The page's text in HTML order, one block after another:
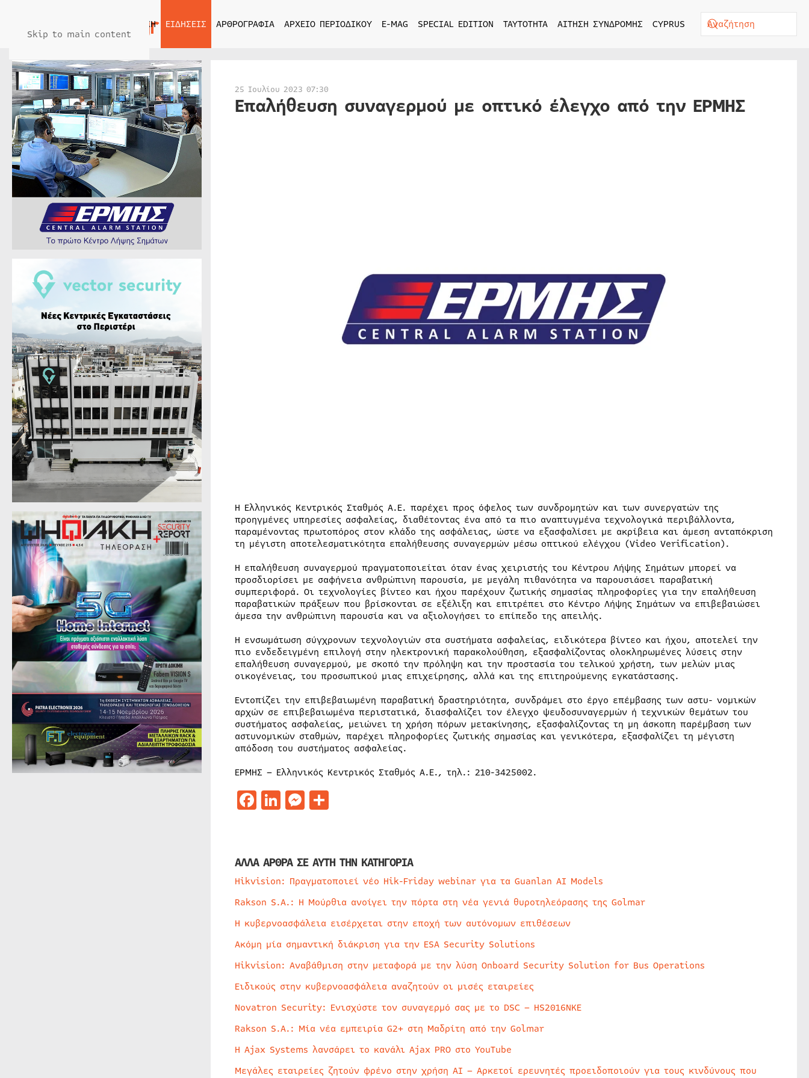
Skip to main content
ΑΡΧΙΚΗ ΕΙΔΗΣΕΙΣ ΑΡΘΡΟΓΡΑΦΙΑ ΑΡΧΕΙΟ ΠΕΡΙΟΔΙΚΟΥ E-MAG SPECIAL EDITION ΤΑΥΤΟΤΗΤΑ ΑΙΤΗΣΗ ΣΥΝΔΡΟΜΗΣ CYPRUS
25 Ιουλίου 2023 07:30
Επαλήθευση συναγερμού με οπτικό έλεγχο από την ΕΡΜΗΣ
Η Ελληνικός Κεντρικός Σταθμός Α.Ε. παρέχει προς όφελος των συνδρομητών και των συνεργατών της
προηγμένες υπηρεσίες ασφαλείας, διαθέτοντας ένα από τα πιο αναπτυγμένα τεχνολογικά περιβάλλοντα,
παραμένοντας πρωτοπόρος στον κλάδο της ασφάλειας, ώστε να εξασφαλίσει με ακρίβεια και άμεση ανταπόκριση
τη μέγιστη αποτελεσματικότητα επαλήθευσης συναγερμών μέσω οπτικού ελέγχου (Video Verification).
Η επαλήθευση συναγερμού πραγματοποιείται όταν ένας χειριστής του Κέντρου Λήψης Σημάτων μπορεί να
προσδιορίσει με σαφήνεια ανθρώπινη παρουσία, με μεγάλη πιθανότητα να παρουσιάσει παραβατική
συμπεριφορά. Οι τεχνολογίες βίντεο και ήχου παρέχουν ζωτικής σημασίας πληροφορίες για την επαλήθευση
παραβατικών πράξεων που βρίσκονται σε εξέλιξη και επιτρέπει στο Κέντρο Λήψης Σημάτων να επιβεβαιώσει
άμεσα την ανθρώπινη παρουσία και να αξιολογήσει το επίπεδο της απειλής.
Η ενσωμάτωση σύγχρονων τεχνολογιών στα συστήματα ασφαλείας, ειδικότερα βίντεο και ήχου, αποτελεί την
πιο ενδεδειγμένη επιλογή στην ηλεκτρονική παρακολούθηση, εξασφαλίζοντας ολοκληρωμένες λύσεις στην
επαλήθευση συναγερμού, με σκοπό την πρόληψη και την προστασία του τελικού χρήστη, των μελών μιας
οικογένειας, του προσωπικού μιας επιχείρησης, αλλά και της επιτηρούμενης εγκατάστασης.
Εντοπίζει την επιβεβαιωμένη παραβατική δραστηριότητα, συνδράμει στο έργο επέμβασης των αστυ- νομικών
αρχών σε επιβεβαιωμένα περιστατικά, διασφαλίζει τον έλεγχο ψευδοσυναγερμών ή τεχνικών θεμάτων του
συστήματος ασφαλείας, μειώνει τη χρήση πόρων μετακίνησης, εξασφαλίζοντας τη μη άσκοπη παρέμβαση των
αστυνομικών σταθμών, παρέχει πληροφορίες ζωτικής σημασίας και γενικότερα, εξασφαλίζει τη μέγιστη
απόδοση του συστήματος ασφαλείας.
ΕΡΜΗΣ – Ελληνικός Κεντρικός Σταθμός Α.Ε., τηλ.: 210-3425002.
Facebook
LinkedIn
Messenger
Μοιραστείτε
ΑΛΛΑ ΑΡΘΡΑ ΣΕ ΑΥΤΗ ΤΗΝ ΚΑΤΗΓΟΡΙΑ
Hikvision: Πραγματοποιεί νέο Hik-Friday webinar για τα Guanlan AI Models
Rakson S.A.: Η Μούρθια ανοίγει την πόρτα στη νέα γενιά θυροτηλεόρασης της Golmar
Η κυβερνοασφάλεια εισέρχεται στην εποχή των αυτόνομων επιθέσεων
Ακόμη μία σημαντική διάκριση για την ESA Security Solutions
Hikvision: Αναβάθμιση στην μεταφορά με την λύση Onboard Security Solution for Bus Operations
Ειδικούς στην κυβερνοασφάλεια αναζητούν οι μισές εταιρείες
Novatron Security: Ενισχύστε τον συναγερμό σας με το DSC – HS2016NKE
Rakson S.A.: Μία νέα εμπειρία G2+ στη Μαδρίτη από την Golmar
Η Ajax Systems λανσάρει το κανάλι Ajax PRO στο YouTube
Μεγάλες εταιρείες ζητούν φρένο στην χρήση AI – Αρκετοί ερευνητές προειδοποιούν για τους κινδύνους που